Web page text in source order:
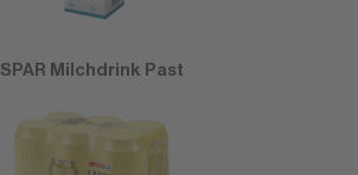
SPAR Milchdrink Past